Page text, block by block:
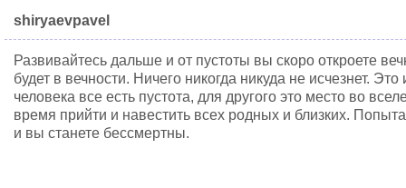
shiryaevpavel
Развивайтесь дальше и от пустоты вы скоро откроете
будет в вечности. Ничего никогда никуда не исчезнет.
человека все есть пустота, для другого это место во
время прийти и навестить всех родных и близких.
и вы станете бессмертны.